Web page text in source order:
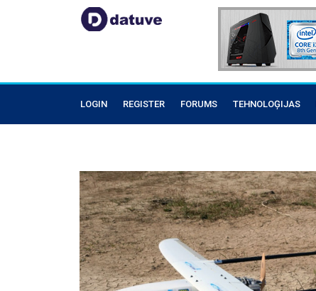
LOGIN REGISTER FORUMS TEHNOLOĢIJAS